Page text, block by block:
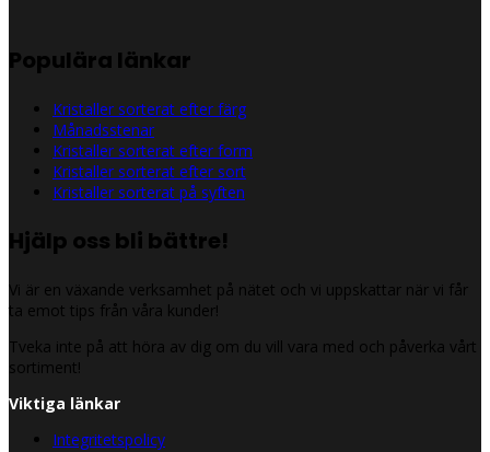
Populära länkar
Kristaller sorterat efter färg
Månadsstenar
Kristaller sorterat efter form
Kristaller sorterat efter sort
Kristaller sorterat på syften
Hjälp oss bli bättre!
Vi är en växande verksamhet på nätet och vi uppskattar när vi får
ta emot tips från våra kunder!
Tveka inte på att höra av dig om du vill vara med och påverka vårt
sortiment!
Viktiga länkar
Integritetspolicy